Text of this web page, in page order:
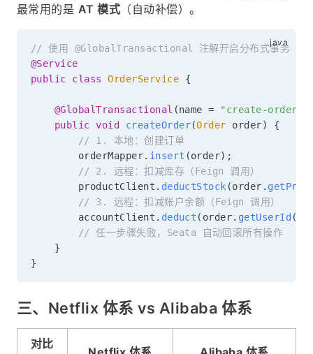
最常用的是 AT 模式 （自动补偿）。
// 使用 @GlobalTransactional 注解开启分布式事务
@Service
public
class OrderService {
@GlobalTransactional (name = "create-order"
public void createOrder(Order order)
{
// 1. 本地：创建订单
        orderMapper
. insert (order) ;
// 2. 远程：扣减库存（Feign 调用）
        productClient
. deductStock (order .
// 3. 远程：扣减账户余额（Feign 调用）
        accountClient
. deduct ( order. getUserId (
// 任一步骤失败，Seata 自动回滚所有操作
}
}
三、Netflix 体系 vs Alibaba 体系
对比